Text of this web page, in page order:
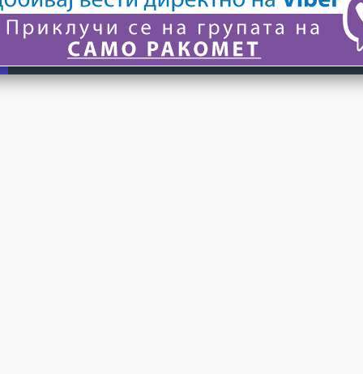
© 2024 САМО РАКОМЕТ